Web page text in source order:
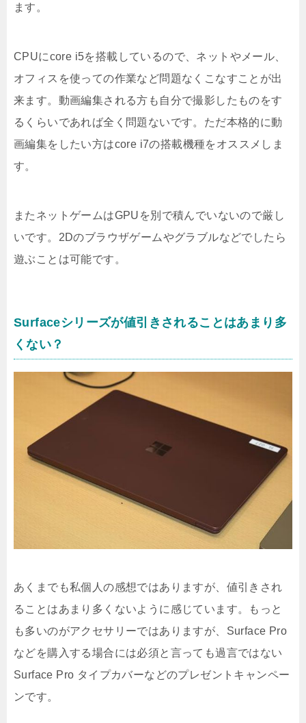
ます。
CPUにcore i5を搭載しているので、ネットやメール、
オフィスを使っての作業など問題なくこなすことが出
来ます。動画編集される方も自分で撮影したものをす
るくらいであれば全く問題ないです。ただ本格的に動
画編集をしたい方はcore i7の搭載機種をオススメしま
す。
またネットゲームはGPUを別で積んでいないので厳し
いです。2Dのブラウザゲームやグラブルなどでしたら
遊ぶことは可能です。
Surfaceシリーズが値引きされることはあまり多
くない？
あくまでも私個人の感想ではありますが、値引きされ
ることはあまり多くないように感じています。もっと
も多いのがアクセサリーではありますが、Surface Pro
などを購入する場合には必須と言っても過言ではない
Surface Pro タイプカバーなどのプレゼントキャンペー
ンです。